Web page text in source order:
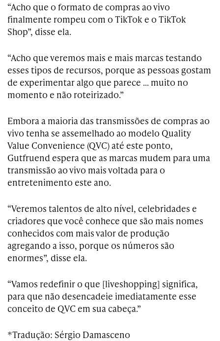
“Acho que o formato de compras ao vivo
finalmente rompeu com o TikTok e o TikTok
Shop”, disse ela.
“Acho que veremos mais e mais marcas testando
esses tipos de recursos, porque as pessoas gostam
de experimentar algo que parece … muito no
momento e não roteirizado.”
Embora a maioria das transmissões de compras ao
vivo tenha se assemelhado ao modelo Quality
Value Convenience (QVC) até este ponto,
Gutfruend espera que as marcas mudem para uma
transmissão ao vivo mais voltada para o
entretenimento este ano.
“Veremos talentos de alto nível, celebridades e
criadores que você conhece que são mais nomes
conhecidos com mais valor de produção
agregando a isso, porque os números são
enormes”, disse ela.
“Vamos redefinir o que [liveshopping] significa,
para que não desencadeie imediatamente esse
conceito de QVC em sua cabeça.”
*Tradução: Sérgio Damasceno